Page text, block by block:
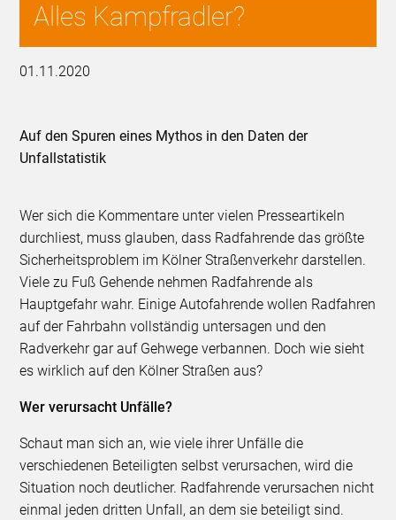
Alles Kampfradler?
01.11.2020
Auf den Spuren eines Mythos in den Daten der
Unfallstatistik
Wer sich die Kommentare unter vielen Presseartikeln
durchliest, muss glauben, dass Radfahrende das größte
Sicherheitsproblem im Kölner Straßenverkehr darstellen.
Viele zu Fuß Gehende nehmen Radfahrende als
Hauptgefahr wahr. Einige Autofahrende wollen Radfahren
auf der Fahrbahn vollständig untersagen und den
Radverkehr gar auf Gehwege verbannen. Doch wie sieht
es wirklich auf den Kölner Straßen aus?
Wer verursacht Unfälle?
Schaut man sich an, wie viele ihrer Unfälle die
verschiedenen Beteiligten selbst verursachen, wird die
Situation noch deutlicher. Radfahrende verursachen nicht
einmal jeden dritten Unfall, an dem sie beteiligt sind.